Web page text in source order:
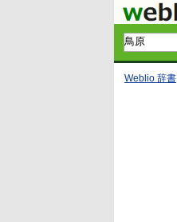
Weblio 辞書